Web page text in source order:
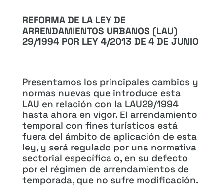
REFORMA DE LA LEY DE
ARRENDAMIENTOS URBANOS (LAU)
29/1994 POR LEY 4/2013 DE 4 DE JUNIO
Presentamos los principales cambios y
normas nuevas que introduce esta
LAU en relación con la LAU29/1994
hasta ahora en vigor. El arrendamiento
temporal con fines turísticos está
fuera del ámbito de aplicación de esta
ley, y será regulado por una normativa
sectorial específica o, en su defecto
por el régimen de arrendamientos de
temporada, que no sufre modificación.